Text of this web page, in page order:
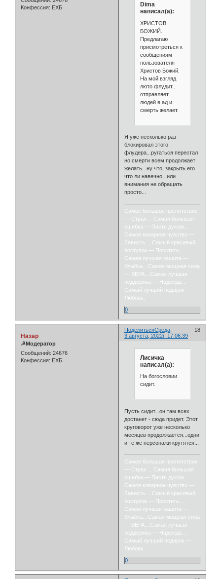
Конфессия: ЕХБ
Dima
написал(а):
ХРИСТОВ
БОЖИЙ.
Предлагаю
присмотреться к
сообщениям
пользователя
Христов Божий.
На мой взгляд
люто флудит ,
отправляет
людей в ад и
смерть желает.
Я уже несколько раз
блокировал этого
флудера...ругаться перестал
но смерти всем продолжает
желать...ну что, закрыть его
что ли навечно...или
внимания не обращать
просто...
Самое большое препятствие
— Страх… Самая большая
ошибка — Пасть духом…
Самое коварное чувство —
Зависть… Самый красивый
поступок — Простить…
Самая лучшая защита —
Улыбка…Самая мощная сила
— ВЕРА…Самая лучшая
поддержка — Надежда…
Самый лучший подарок —
Любовь.
0
Поделиться 18
Среда,
3 августа, 2022г. 17:06:39
Назар
☭Модератор
Сообщений: 24676
Конфессия: ЕХБ
Лисичка
написал(а):
На богословии
сидит.
Пусть сидит...он там всех
достанет - сюда придет. Этот
круговорот уже несколько
месяцев продолжается...одни
и те же персонажи крутятся...
Самое большое препятствие
— Страх… Самая большая
ошибка — Пасть духом…
Самое коварное чувство —
Зависть… Самый красивый
поступок — Простить…
Самая лучшая защита —
Улыбка…Самая мощная сила
— ВЕРА…Самая лучшая
поддержка — Надежда…
Самый лучший подарок —
Любовь.
0